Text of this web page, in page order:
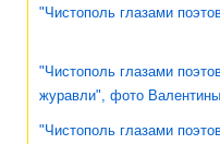
"Чистополь глазами
"Чистополь глазами
журавли", фото
"Чистополь глазами